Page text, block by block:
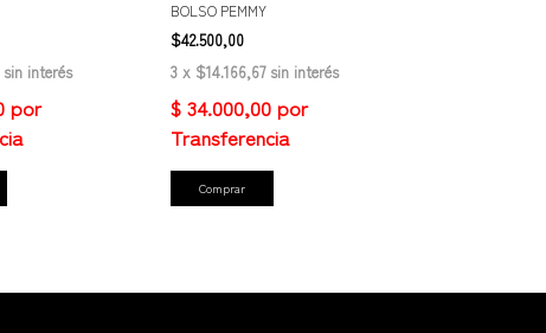
sin interés
BOLSO PEMMY
$42.500,00
3 x $14.166,67 sin interés
Comprar